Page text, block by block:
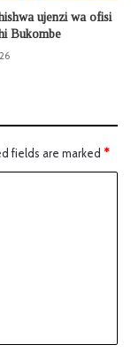
ujenzi wa ofisi
Bukombe
fields are marked *